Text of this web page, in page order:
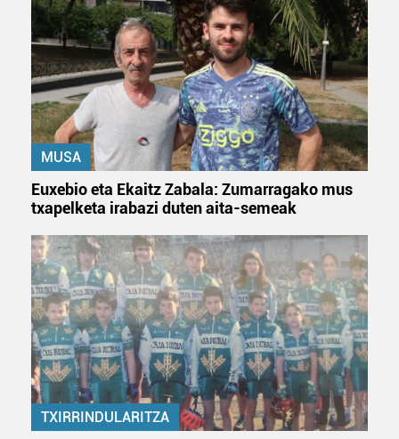
irakurri
MUSA
Euxebio eta Ekaitz Zabala: Zumarragako mus
txapelketa irabazi duten aita-semeak
TXIRRINDULARITZA